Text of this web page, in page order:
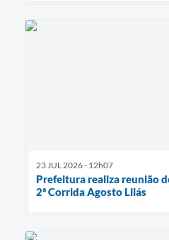
23 JUL 2026 - 12h07
Prefeitura realiza reunião
2ª Corrida Agosto Lilás